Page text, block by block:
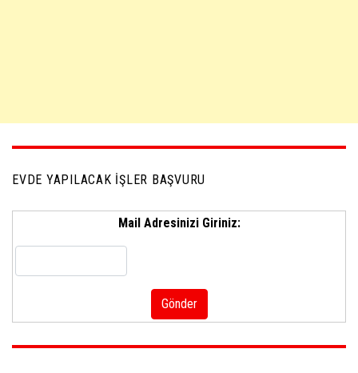
EVDE YAPILACAK İŞLER BAŞVURU
Mail Adresinizi Giriniz: